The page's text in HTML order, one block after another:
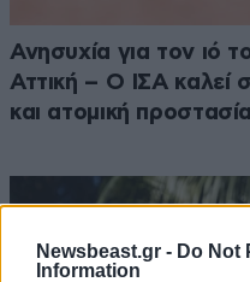
Newsbeast.gr - Do Not
Information
Ανησυχία για τον ιό
Αττική – Ο ΙΣΑ καλεί
και ατομική προστασία